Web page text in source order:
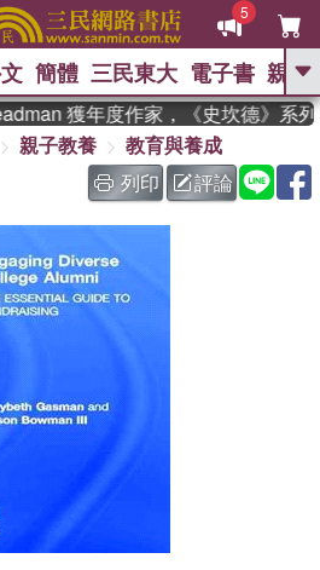
5
GO
熱搜： 東野圭吾 、 The Odyssey
、 如果歷史是一群喵 、 暑期
國際布克獎 臺灣漫遊錄 、 方
念華 、 台灣的李登輝時代
孩：黎曼猜想 、
簡體 三民東大 電子書 親子
獲年度作家，《史坎德》系列
親子教養
教育與養成
列印
評論